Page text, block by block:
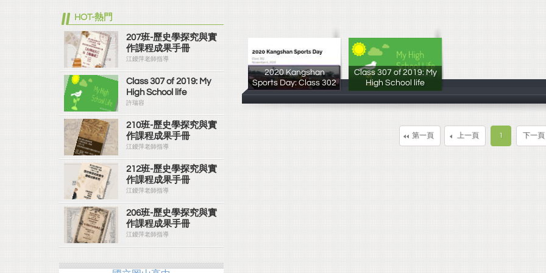
2020 Kangshan
Sports Day: Class 302
許瑞容
Class 307 of 2019: My
High School life
許瑞容
第一頁 上一頁 1 下一頁
HOT-熱門
207班-歷史學探究與實
作課程成果手冊
江鑀萍老師指導
Class 307 of 2019: My
High School life
許瑞容
210班-歷史學探究與實
作課程成果手冊
江鑀萍老師指導
212班-歷史學探究與實
作課程成果手冊
江鑀萍老師指導
206班-歷史學探究與實
作課程成果手冊
江鑀萍老師指導